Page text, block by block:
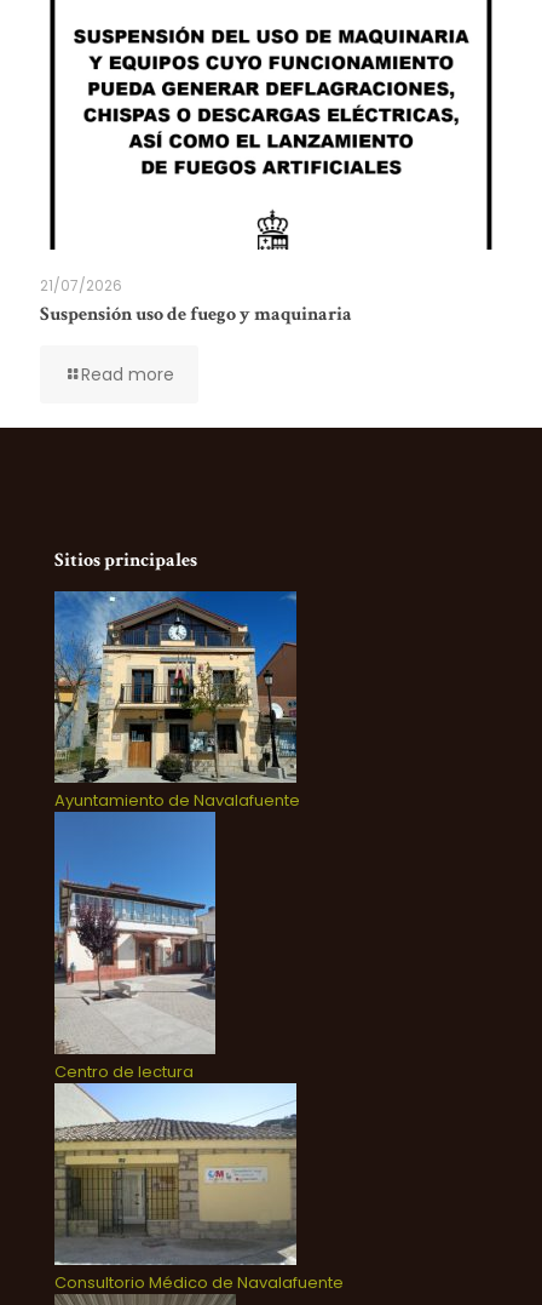
21/07/2026
Suspensión uso de fuego y maquinaria
Read more
Sitios principales
Ayuntamiento de Navalafuente
Centro de lectura
Consultorio Médico de Navalafuente